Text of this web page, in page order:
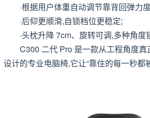
·根据用户体重自动调节靠背回弹力
·后仰更顺滑,自锁档位更稳定;
·头枕升降 7cm、旋转可调,多种角度
C300 二代 Pro 是一款从工程角度真
设计的专业电脑椅,它让“靠住的每一秒都